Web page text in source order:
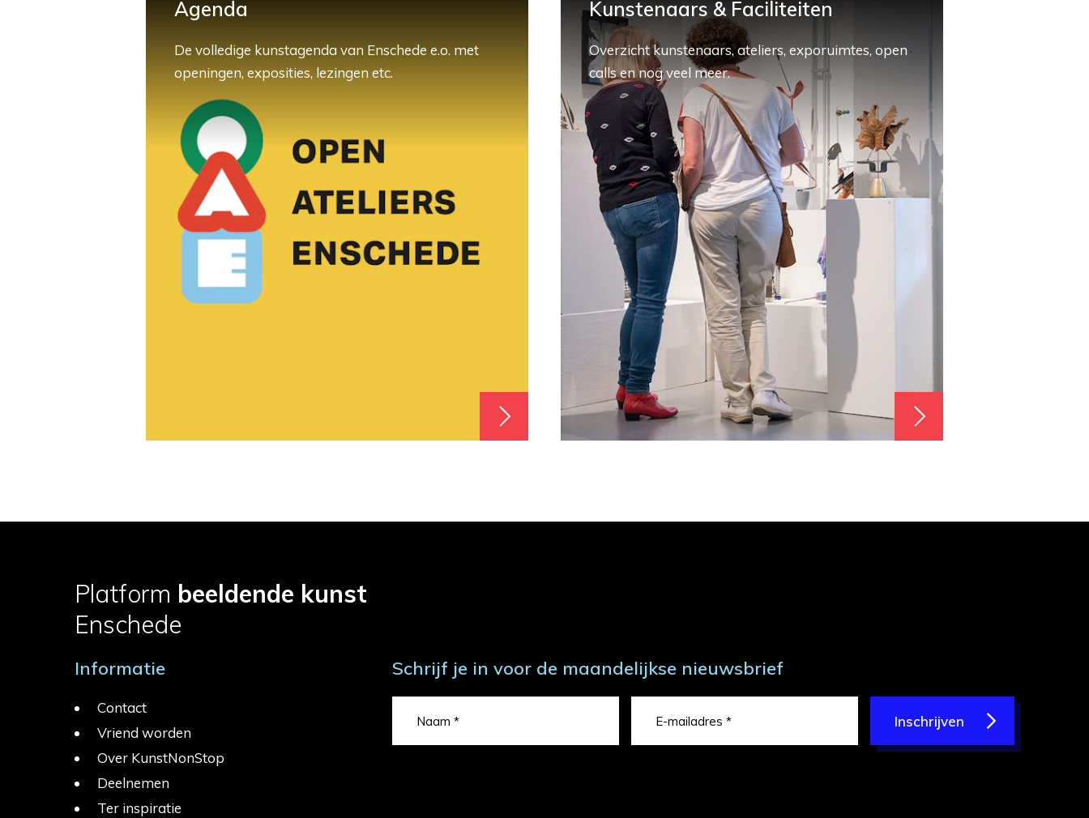
Agenda
De volledige kunstagenda van Enschede e.o. met
openingen, exposities, lezingen etc.
Kunstenaars & Faciliteiten
Overzicht kunstenaars, ateliers, exporuimtes, open
calls en nog veel meer.
Platform beeldende kunst
Enschede
Informatie
Contact
Vriend worden
Over KunstNonStop
Deelnemen
Ter inspiratie
Schrijf je in voor de maandelijkse nieuwsbrief
Inschrijven